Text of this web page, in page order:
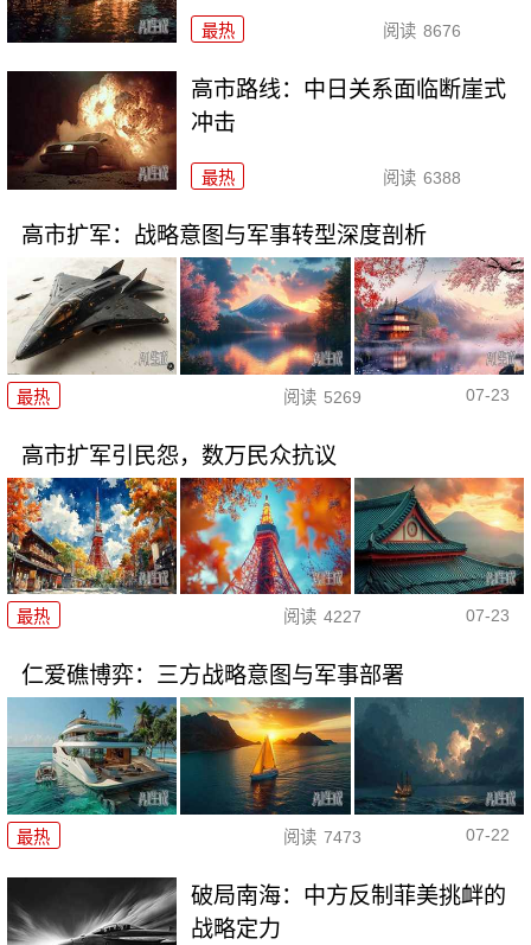
最热 阅读 8676
高市路线：中日关系面临断崖式
冲击
最热 阅读 6388
高市扩军：战略意图与军事转型深度剖析
最热 阅读 5269 07-23
高市扩军引民怨，数万民众抗议
最热 阅读 4227 07-23
仁爱礁博弈：三方战略意图与军事部署
最热 阅读 7473 07-22
破局南海：中方反制菲美挑衅的
战略定力